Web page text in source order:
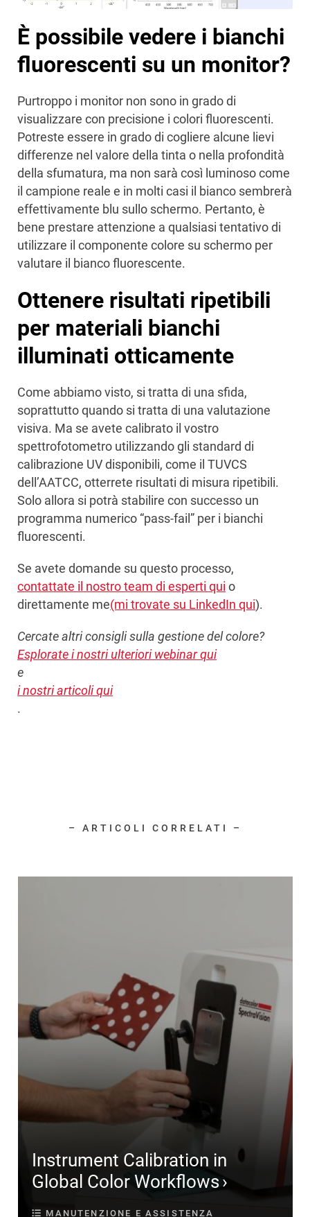
È possibile vedere i bianchi
fluorescenti su un monitor?
Purtroppo i monitor non sono in grado di
visualizzare con precisione i colori fluorescenti.
Potreste essere in grado di cogliere alcune lievi
differenze nel valore della tinta o nella profondità
della sfumatura, ma non sarà così luminoso come
il campione reale e in molti casi il bianco sembrerà
effettivamente blu sullo schermo. Pertanto, è
bene prestare attenzione a qualsiasi tentativo di
utilizzare il componente colore su schermo per
valutare il bianco fluorescente.
Ottenere risultati ripetibili
per materiali bianchi
illuminati otticamente
Come abbiamo visto, si tratta di una sfida,
soprattutto quando si tratta di una valutazione
visiva. Ma se avete calibrato il vostro
spettrofotometro utilizzando gli standard di
calibrazione UV disponibili, come il TUVCS
dell’AATCC, otterrete risultati di misura ripetibili.
Solo allora si potrà stabilire con successo un
programma numerico “pass-fail” per i bianchi
fluorescenti.
Se avete domande su questo processo,
contattate il nostro team di esperti qui o
direttamente me(mi trovate su LinkedIn qui).
Cercate altri consigli sulla gestione del colore?
Esplorate i nostri ulteriori webinar qui
e
i nostri articoli qui
.
– ARTICOLI CORRELATI –
Instrument Calibration in
Global Color Workflows
MANUTENZIONE E ASSISTENZA